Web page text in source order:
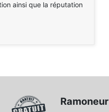
ainsi que la réputation
Ramoneur